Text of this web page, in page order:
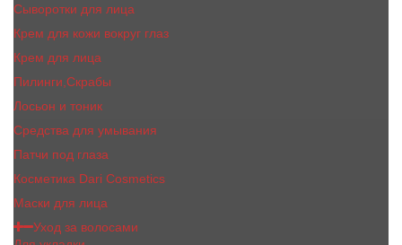
Сыворотки для лица
Крем для кожи вокруг глаз
Крем для лица
Пилинги,Скрабы
Лосьон и тоник
Средства для умывания
Патчи под глаза
Косметика Dari Cosmetics
Маски для лица
Уход за волосами